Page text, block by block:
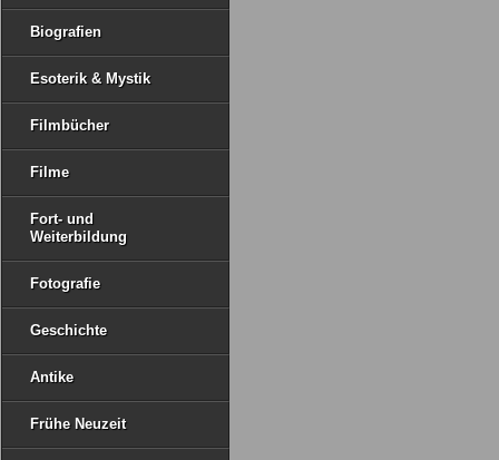
Biografien
Esoterik & Mystik
Filmbücher
Filme
Fort- und
Weiterbildung
Fotografie
Geschichte
Antike
Frühe Neuzeit